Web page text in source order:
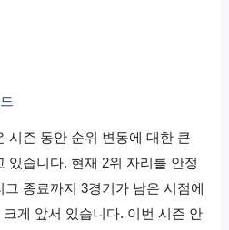
시즌 동안 순위 변동에 대한 큰
있습니다. 현재 2위 자리를 안정
종료까지 3경기가 남은 시점에
게 앞서 있습니다. 이번 시즌 안